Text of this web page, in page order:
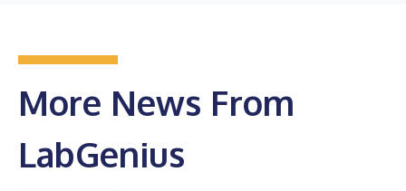
More News From
LabGenius